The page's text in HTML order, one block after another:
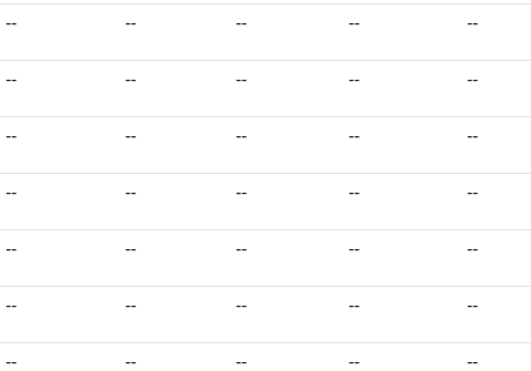
-- -- -- -- --
-- -- -- -- --
-- -- -- -- --
-- -- -- -- --
-- -- -- -- --
-- -- -- -- --
-- -- -- -- --